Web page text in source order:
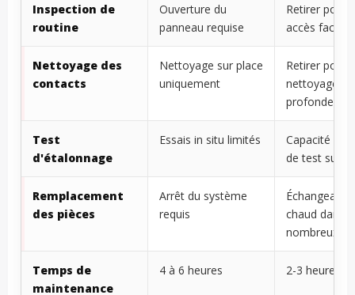
Inspection de
routine
Ouverture du
panneau requise
Retirer pour
accès facile
Nettoyage des
contacts
Nettoyage sur place
uniquement
Retirer pour
nettoyage en
profondeur
Test
d'étalonnage
Essais in situ limités
Capacité
de test sur
Remplacement
des pièces
Arrêt du système
requis
Échangeable
chaud dans
nombreux
Temps de
maintenance
4 à 6 heures 2-3 heures